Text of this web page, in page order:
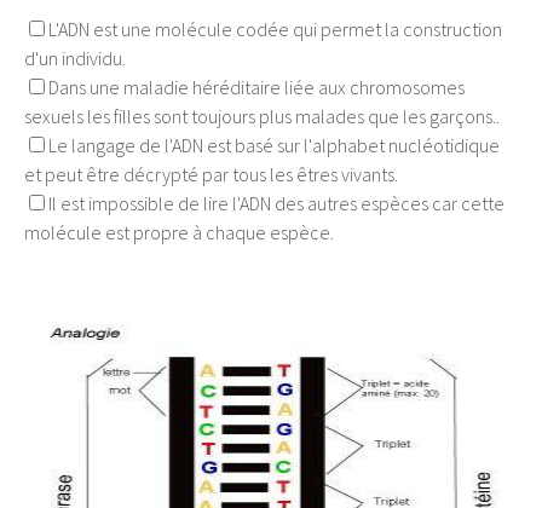
L'ADN est une molécule codée qui permet la construction
d'un individu.
Dans une maladie héréditaire liée aux chromosomes
sexuels les filles sont toujours plus malades que les garçons..
Le langage de l'ADN est basé sur l'alphabet nucléotidique
et peut être décrypté par tous les êtres vivants.
Il est impossible de lire l'ADN des autres espèces car cette
molécule est propre à chaque espèce.